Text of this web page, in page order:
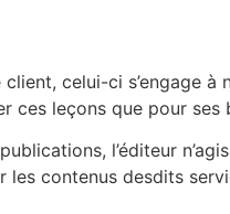
celui-ci s’engage
ces leçons que pour
l’éditeur
les contenus desdits